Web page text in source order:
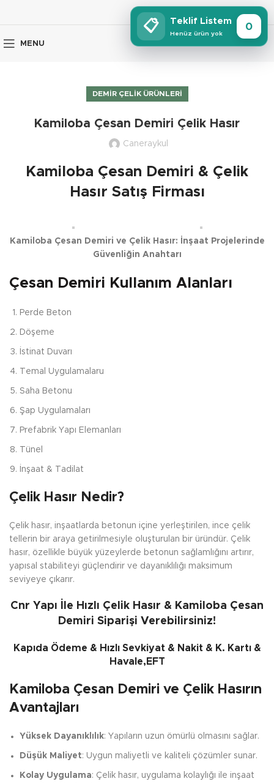
MENU
DEMIR ÇELIK ÜRÜNLERI
Kamiloba Çesan Demiri Çelik Hasır
Caneraykul
Kamiloba Çesan Demiri & Çelik
Hasır Satış Firması
Kamiloba Çesan Demiri ve Çelik Hasır: İnşaat Projelerinde
Güvenliğin Anahtarı
Çesan Demiri Kullanım Alanları
Perde Beton
Döşeme
İstinat Duvarı
Temal Uygulamalaru
Saha Betonu
Şap Uygulamaları
Prefabrik Yapı Elemanları
Tünel
İnşaat & Tadilat
Çelik Hasır Nedir?
Çelik hasır, inşaatlarda betonun içine yerleştirilen, ince çelik
tellerin bir araya getirilmesiyle oluşturulan bir üründür. Çelik
hasır, özellikle büyük yüzeylerde betonun sağlamlığını artırır,
yapısal stabiliteyi güçlendirir ve dayanıklılığı maksimum
seviyeye çıkarır.
Cnr Yapı İle Hızlı Çelik Hasır & Kamiloba Çesan
Demiri Siparişi Verebilirsiniz!
Kapıda Ödeme & Hızlı Sevkiyat & Nakit & K. Kartı &
Havale,EFT
Kamiloba Çesan Demiri ve Çelik Hasırın
Avantajları
Yüksek Dayanıklılık: Yapıların uzun ömürlü olmasını sağlar.
Düşük Maliyet: Uygun maliyetli ve kaliteli çözümler sunar.
Kolay Uygulama: Çelik hasır, uygulama kolaylığı ile inşaat
📋 Teklif Listem
Henüz ürün yok
0